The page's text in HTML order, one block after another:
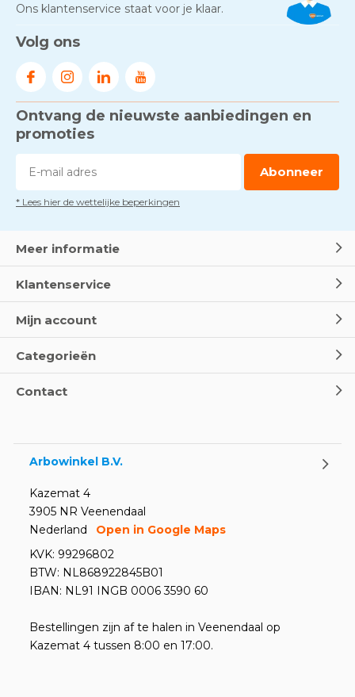
Ons klantenservice staat voor je klaar.
Volg ons
Ontvang de nieuwste aanbiedingen en
promoties
Abonneer
* Lees hier de wettelijke beperkingen
Meer informatie
Klantenservice
Mijn account
Categorieën
Contact
Arbowinkel B.V.
Kazemat 4
3905 NR Veenendaal
Nederland
Open in Google Maps
KVK: 99296802
BTW: NL868922845B01
IBAN: NL91 INGB 0006 3590 60
Bestellingen zijn af te halen in Veenendaal op
Kazemat 4 tussen 8:00 en 17:00.